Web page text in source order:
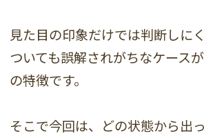
見た目の印象だけでは判断しに
ついても誤解されがちなケース
の特徴です。
そこで今回は、どの状態から出